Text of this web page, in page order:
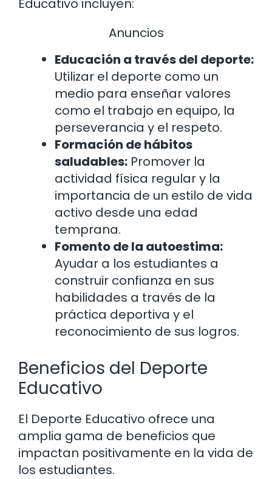
Educativo incluyen:
Anuncios
Educación a través del deporte:
Utilizar el deporte como un
medio para enseñar valores
como el trabajo en equipo, la
perseverancia y el respeto.
Formación de hábitos
saludables: Promover la
actividad física regular y la
importancia de un estilo de vida
activo desde una edad
temprana.
Fomento de la autoestima:
Ayudar a los estudiantes a
construir confianza en sus
habilidades a través de la
práctica deportiva y el
reconocimiento de sus logros.
Beneficios del Deporte
Educativo
El Deporte Educativo ofrece una
amplia gama de beneficios que
impactan positivamente en la vida de
los estudiantes.